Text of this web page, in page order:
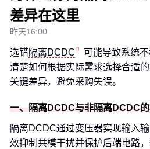
差异在这里
昨天16:00
选错隔离DCDC
可能导致系统
清楚如何根据实际需求选择合适
关键差异，避免采购失误。
一、隔离DCDC与非隔离DCDC的
隔离DCDC通过变压器实现输入
效抑制共模干扰并保护后端电路